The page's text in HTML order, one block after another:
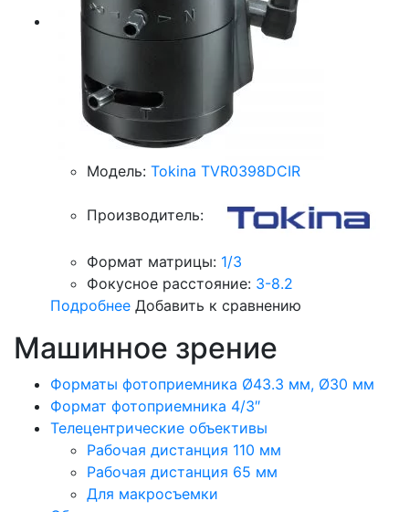
Модель: Tokina TVR0398DCIR
Производитель:
Формат матрицы: 1/3
Фокусное расстояние: 3-8.2
Подробнее Добавить к сравнению
Машинное зрение
Форматы фотоприемника Ø43.3 мм, Ø30 мм
Формат фотоприемника 4/3″
Телецентрические объективы
Рабочая дистанция 110 мм
Рабочая дистанция 65 мм
Для макросъемки